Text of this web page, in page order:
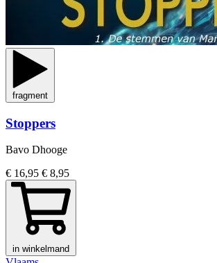
fragment
Stoppers
Bavo Dhooge
€ 16,95 € 8,95
in winkelmand